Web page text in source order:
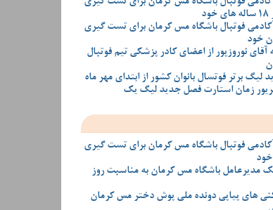
فوتبال باشگاه مس کرمان برای تست گیری
خود
نوروزپور از اعضای کادر پزشکی تیم فوتبال
برتر فوتسال بانوان کشور از ابتدای مهر ماه
زمان استارت فصل جدید لیگ یک
فوتبال باشگاه مس کرمان برای تست گیری
خود
مدیرعامل باشگاه مس کرمان به مناسبت روز
های پیاپی دونده ملی پوش دختر مس کرمان